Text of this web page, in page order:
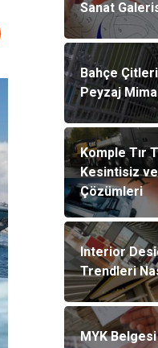
Sanat
Bahçe
Peyzaj
Komple Tır
Kesintisiz
Çözümleri
Interior
Trendleri
MYK Belgesi